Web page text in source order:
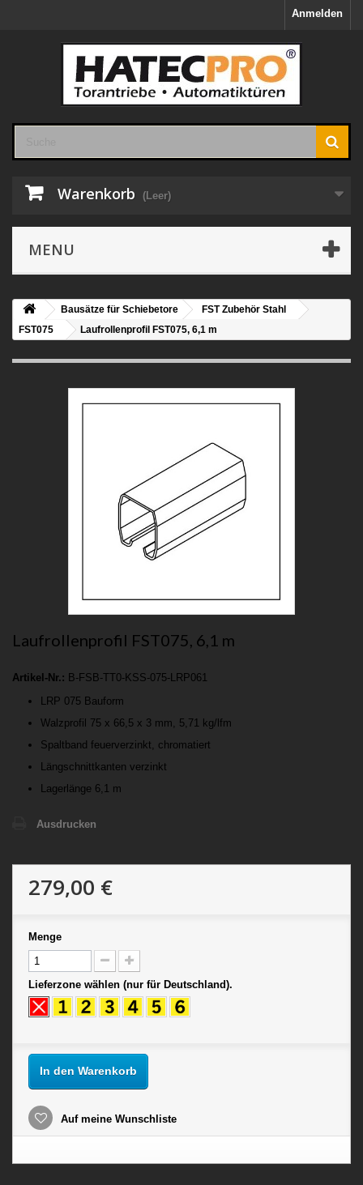
Anmelden
Warenkorb (Leer)
MENU
Bausätze für Schiebetore
FST Zubehör Stahl
FST075
Laufrollenprofil FST075, 6,1 m
Laufrollenprofil FST075, 6,1 m
Artikel-Nr.: B-FSB-TT0-KSS-075-LRP061
LRP 075 Bauform
Walzprofil 75 x 66,5 x 3 mm, 5,71 kg/lfm
Spaltband feuerverzinkt, chromatiert
Längschnittkanten verzinkt
Lagerlänge 6,1 m
Ausdrucken
279,00 €
Menge
Lieferzone wählen (nur für Deutschland).
In den Warenkorb
Auf meine Wunschliste